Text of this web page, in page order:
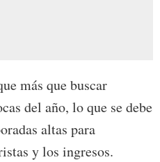
más que buscar
del año, lo que se debe
altas para
y los ingresos.